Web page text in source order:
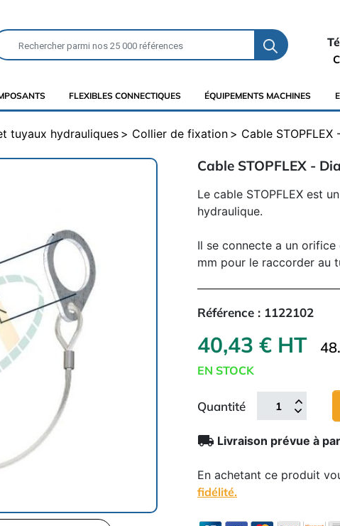
FLEXIBLES CONNECTIQUES ÉQUIPEMENTS MACHINES
tuyaux hydrauliques Collier de fixation Cable
Cable STOPFLEX -
Le cable STOPFLEX est
hydraulique.
Il se connecte a un
mm pour le raccorder au
Référence : 1122102
40,43 € HT
EN STOCK
Quantité
local_shipping Livraison prévue à
En achetant ce produit
fidélité.